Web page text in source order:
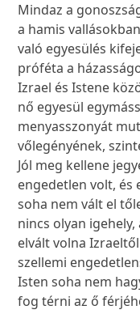
Mindaz a
a hamis
való egyesülés
próféta a
Izrael és Istene
nő egyesül
menyasszonyát
vőlegényének,
Jól meg kellene
engedetlen volt, és
soha nem vált el
nincs olyan
elvált volna
szellemi
Isten soha nem
fog térni az ő